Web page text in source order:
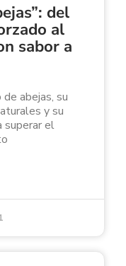
del
al
sabor a
abejas, su
y su
superar el